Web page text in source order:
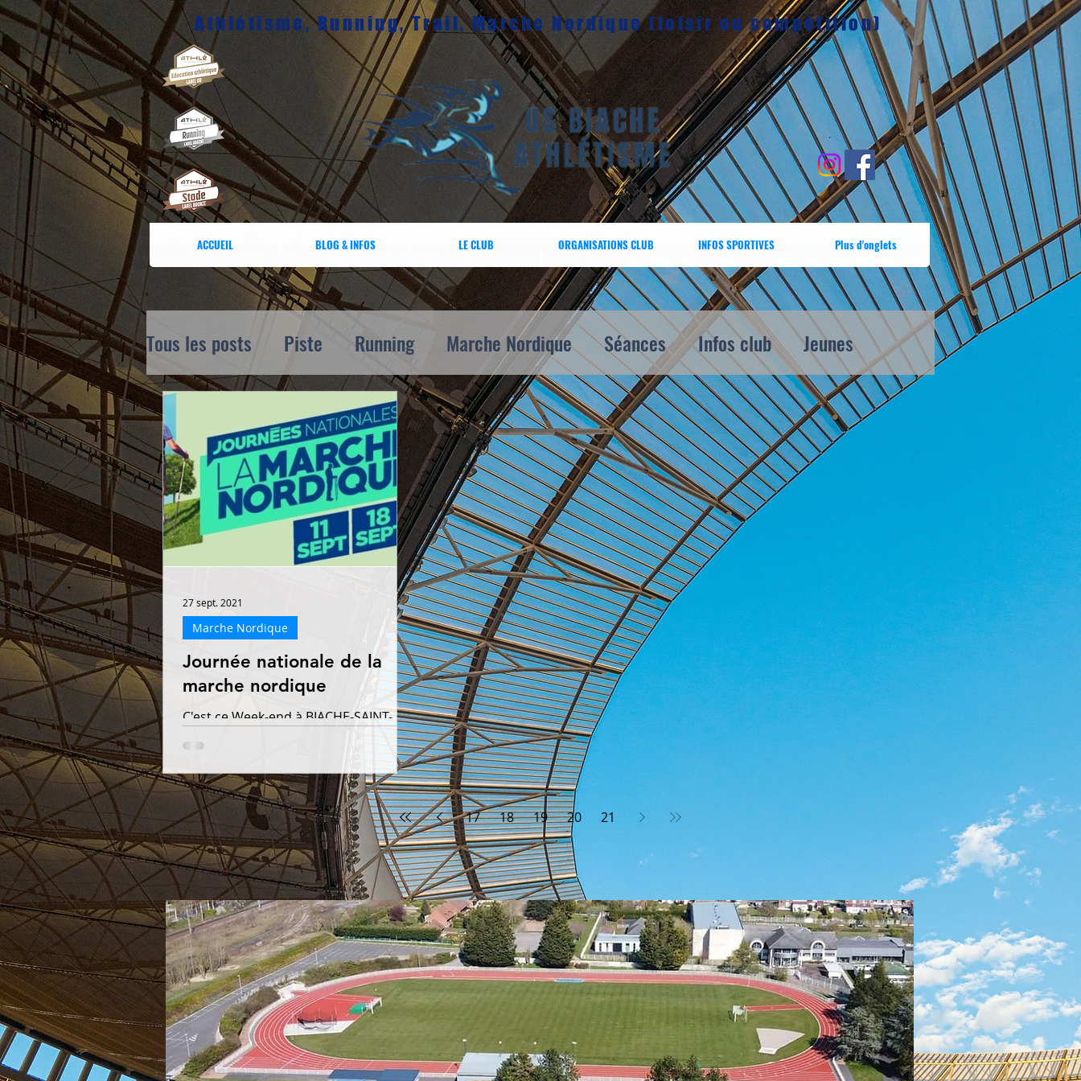
Athlétisme, Running, Trail, Marche Nordique (loisir ou compétition)
ACCUEIL BLOG & INFOS LE CLUB ORGANISATIONS CLUB INFOS SPORTIVES Plus d'onglets
Tous les posts Piste Running Marche Nordique Séances Infos club Jeunes
Cross salle
Journée nationale de la
marche nordique
C'est ce Week-end à BIACHE-SAINT-
organise une séance de découverte à
la pratique de la Marche Nordique
ce...
Marche Nordique
27 sept. 2021
17 18 19 20 21